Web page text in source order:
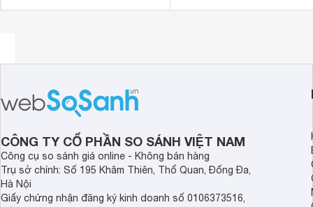
chắn. Phía trước cánh thiết kế thêm màn che mưa tự
Sản phẩm được sử dụng rộng rãi trong các gian
, nhà
iFan 28A sẽ giúp không khí trong phòng luôn sạch sẽ,
Quạt hút gió
sử dụng nguồn điện 220V thông dụng, hoạt
m3/h.
Lưu ý:Hình ảnh sản phẩm chỉ có tính chất minh họa, chi
phẩm thực tế.
CÔNG TY CỔ PHẦN SO SÁNH VIỆT NAM
Công cụ so sánh giá online - Không bán hàng
Trụ sở chính: Số 195 Khâm Thiên, Thổ Quan, Đống Đa,
Hà Nội
Giấy chứng nhận đăng ký kinh doanh số 0106373516,